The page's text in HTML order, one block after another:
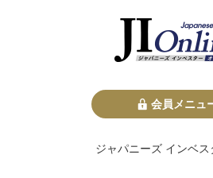
会員メニュ
ジャパニーズ インベ